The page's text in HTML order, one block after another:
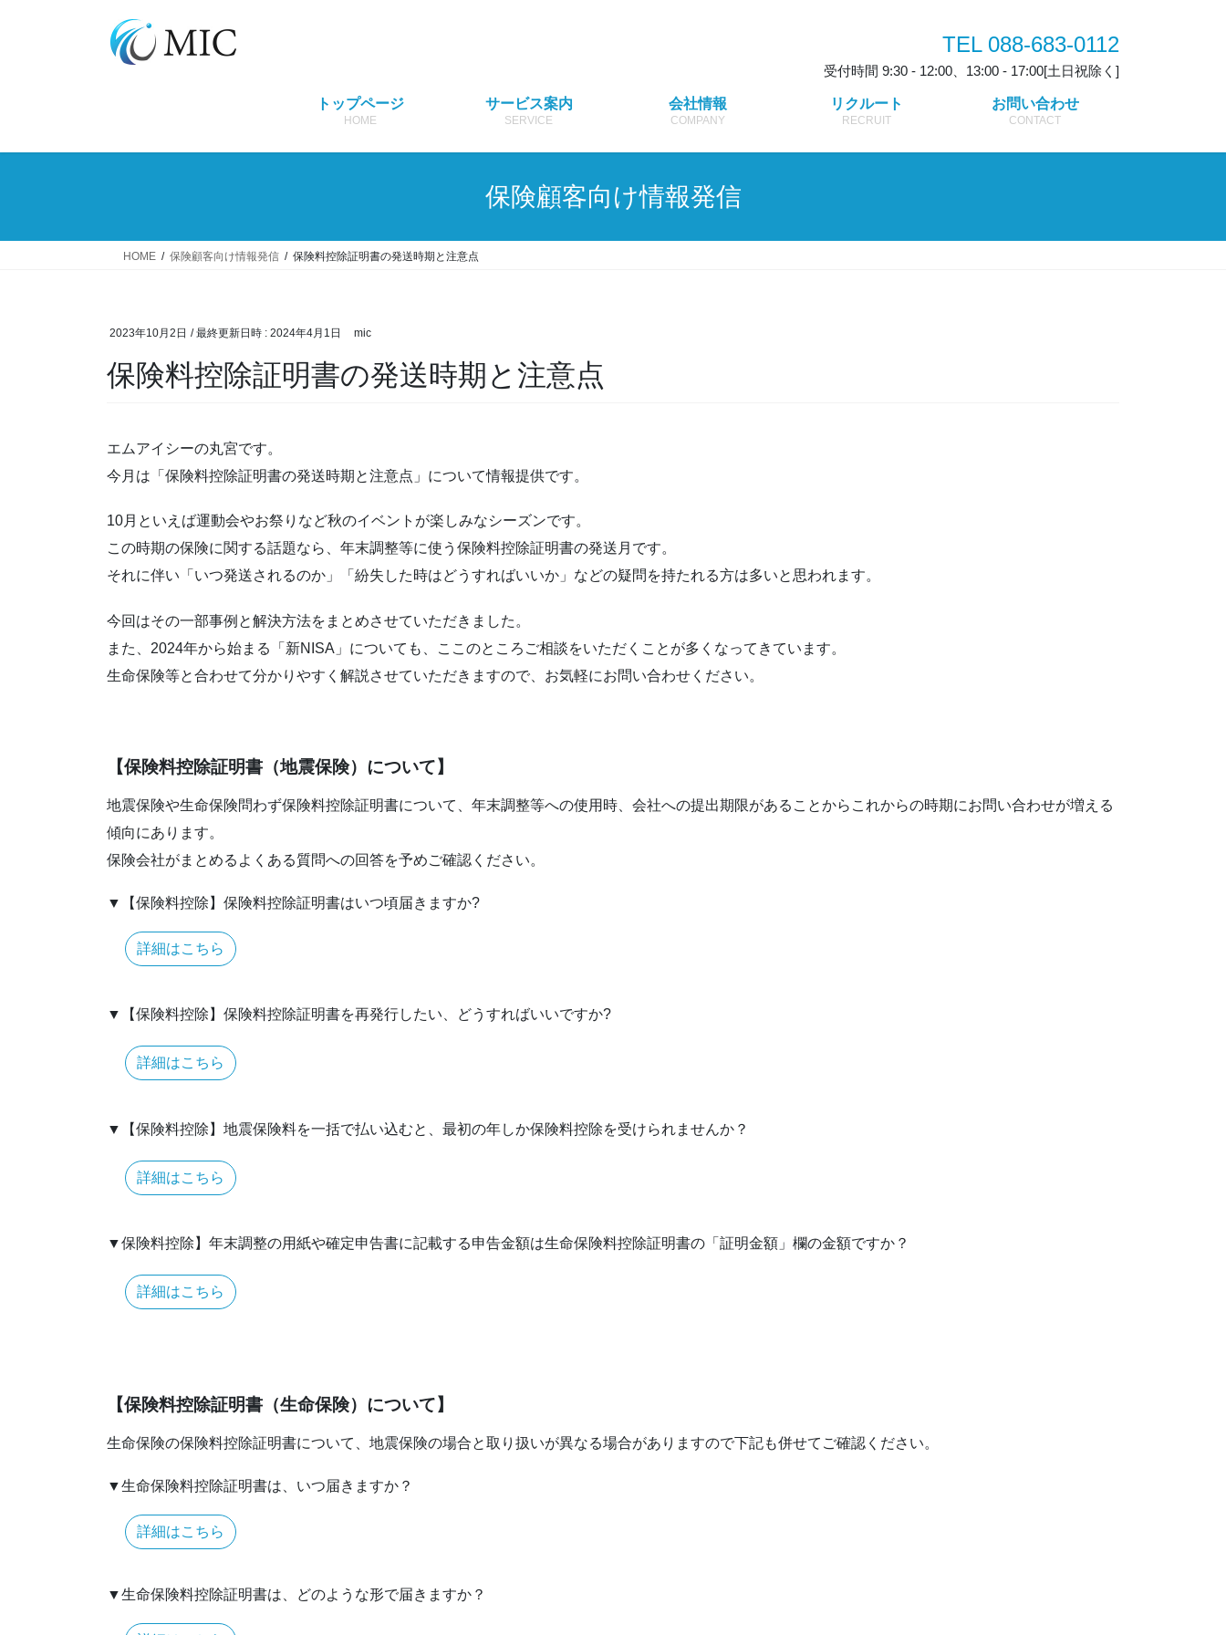
TEL 088-683-0112
受付時間 9:30 - 12:00、13:00 - 17:00[土日祝除く]
トップページ
HOME
サービス案内
SERVICE
会社情報
COMPANY
リクルート
RECRUIT
お問い合わせ
CONTACT
保険顧客向け情報発信
HOME 保険顧客向け情報発信 保険料控除証明書の発送時期と注意点
2023年10月2日 / 最終更新日時 : 2024年4月1日 mic
保険料控除証明書の発送時期と注意点
エムアイシーの丸宮です。
今月は「保険料控除証明書の発送時期と注意点」について情報提供です。
10月といえば運動会やお祭りなど秋のイベントが楽しみなシーズンです。
この時期の保険に関する話題なら、年末調整等に使う保険料控除証明書の発送月です。
それに伴い「いつ発送されるのか」「紛失した時はどうすればいいか」などの疑問を持たれる方は多いと思われます。
今回はその一部事例と解決方法をまとめさせていただきました。
また、2024年から始まる「新NISA」についても、ここのところご相談をいただくことが多くなってきています。
生命保険等と合わせて分かりやすく解説させていただきますので、お気軽にお問い合わせください。
【保険料控除証明書（地震保険）について】
地震保険や生命保険問わず保険料控除証明書について、年末調整等への使用時、会社への提出期限があることからこれからの時期にお問い合わせが増える
傾向にあります。
保険会社がまとめるよくある質問への回答を予めご確認ください。
▼【保険料控除】保険料控除証明書はいつ頃届きますか?
詳細はこちら
▼【保険料控除】保険料控除証明書を再発行したい、どうすればいいですか?
詳細はこちら
▼【保険料控除】地震保険料を一括で払い込むと、最初の年しか保険料控除を受けられませんか？
詳細はこちら
▼保険料控除】年末調整の用紙や確定申告書に記載する申告金額は生命保険料控除証明書の「証明金額」欄の金額ですか？
詳細はこちら
【保険料控除証明書（生命保険）について】
生命保険の保険料控除証明書について、地震保険の場合と取り扱いが異なる場合がありますので下記も併せてご確認ください。
▼生命保険料控除証明書は、いつ届きますか？
詳細はこちら
▼生命保険料控除証明書は、どのような形で届きますか？